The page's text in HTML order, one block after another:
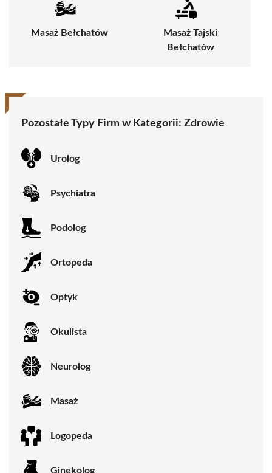
Masaż Bełchatów
Masaż Tajski
Bełchatów
Pozostałe Typy Firm w Kategorii: Zdrowie
Urolog
Psychiatra
Podolog
Ortopeda
Optyk
Okulista
Neurolog
Masaż
Logopeda
Ginekolog